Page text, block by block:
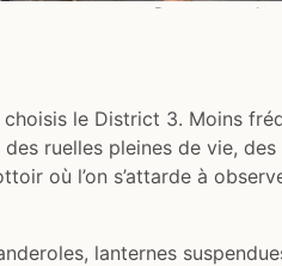
Des avenues
le District 3. Moins
ruelles pleines de vie,
où l’on s’attarde à
lanternes